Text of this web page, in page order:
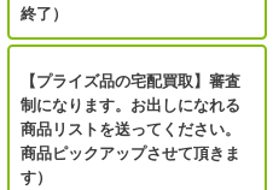
終了）
【プライズ品の宅配買取】審査
制になります。お出しになれる
商品リストを送ってください。
商品ピックアップさせて頂きま
す）